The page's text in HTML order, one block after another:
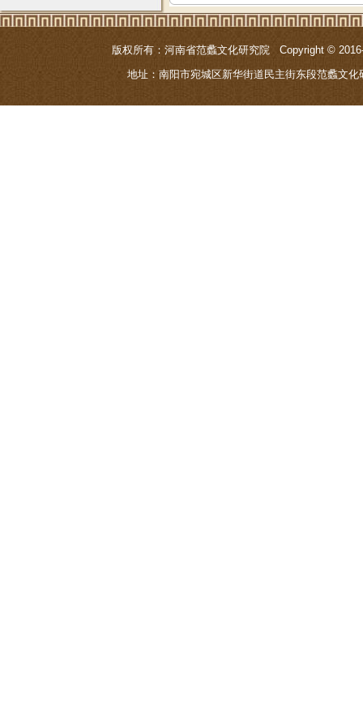
版权所有：河南省范蠡文化研究院 Copyright ©
地址：南阳市宛城区新华街道民主街东段范蠡文